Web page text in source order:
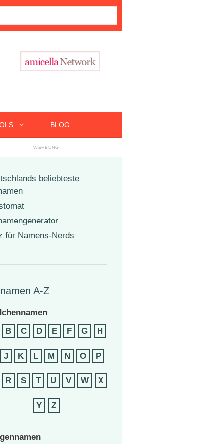
BLOG
beliebteste
für Namens-Nerds
A-Z
B C D E F G H
J K L M N O P
R S T U V W X
Y Z